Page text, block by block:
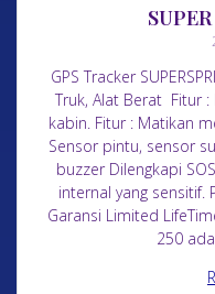
GPS Tracker
Truk, Alat Berat Fitur
kabin. Fitur : Matikan
Sensor pintu, sensor
buzzer Dilengkapi
internal yang sensitif.
Garansi Limited
250